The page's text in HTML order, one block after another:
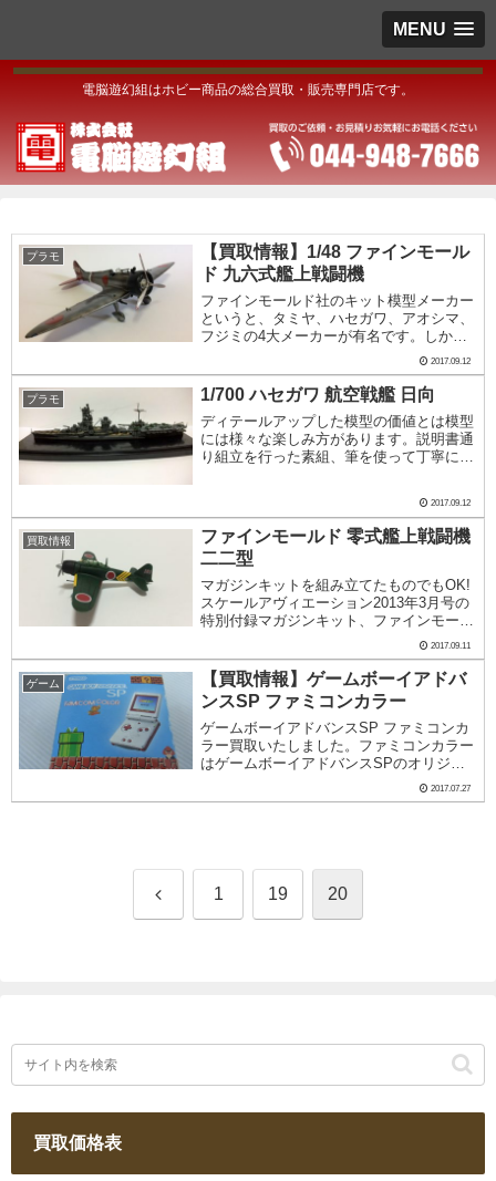
MENU
電脳遊幻組はホビー商品の総合買取・販売専門店です。
プラモ
【買取情報】1/48 ファインモール
ド 九六式艦上戦闘機
ファインモールド社のキット模型メーカー
というと、タミヤ、ハセガワ、アオシマ、
フジミの4大メーカーが有名です。しか
し、近年新興メーカーの台頭が著しく、中
でもファインモールド社のキットは他社と
一味違う希少なキット化が多く行われてい
ます。写真のキ...
2017.09.12
プラモ 1/700 ハセガワ 航空戦艦 日向
ディテールアップした模型の価値とは模型
には様々な楽しみ方があります。説明書通
り組立を行った素組、筆を使って丁寧に塗
模型だけではなく情景を再現したジオラマ
など、多種多...
2017.09.12
買取情報
ファインモールド 零式艦上戦闘機
二二型
マガジンキットを組み立てたものでもOK!
スケールアヴィエーション2013年3月号の
特別付録マガジンキット、ファインモール
ド製1/72 零式艦上戦闘機二二型を塗装・
組立を行ったものです。弊社では、このよ
うなマガジンキットを塗装・組立したもの
も...
2017.09.11
ゲーム
【買取情報】ゲームボーイアドバ
ンスSP ファミコンカラー
ゲームボーイアドバンスSP ファミコンカ
ラー買取いたしました。ファミコンカラー
はゲームボーイアドバンスSPのオリジナ
ルカラーの1種ですが、後発のカラーだっ
たためあまり生産台数がなく、オリジナル
2017.07.27
前 1 19 20
買取価格表